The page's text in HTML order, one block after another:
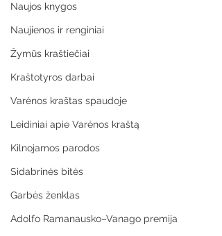
Naujos knygos
Naujienos ir renginiai
Žymūs kraštiečiai
Kraštotyros darbai
Varėnos kraštas spaudoje
Leidiniai apie Varėnos kraštą
Kilnojamos parodos
Sidabrinės bitės
Garbės ženklas
Adolfo Ramanausko–Vanago premija